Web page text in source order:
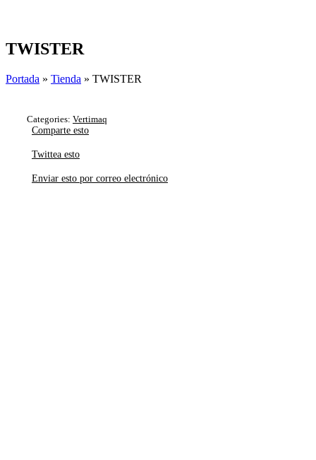
TWISTER
Portada » Tienda » TWISTER
Categories: Vertimaq
Comparte esto
Twittea esto
Enviar esto por correo electrónico